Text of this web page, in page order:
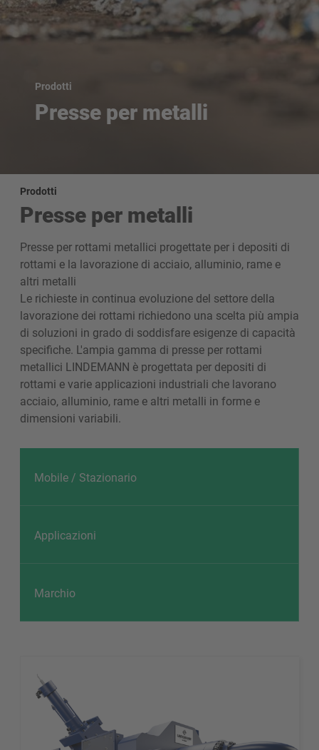
Prodotti
Presse per metalli
Prodotti
Presse per metalli
Presse per rottami metallici progettate per i depositi di
rottami e la lavorazione di acciaio, alluminio, rame e
altri metalli
Le richieste in continua evoluzione del settore della
lavorazione dei rottami richiedono una scelta più ampia
di soluzioni in grado di soddisfare esigenze di capacità
specifiche. L'ampia gamma di presse per rottami
metallici LINDEMANN è progettata per depositi di
rottami e varie applicazioni industriali che lavorano
acciaio, alluminio, rame e altri metalli in forme e
dimensioni variabili.
Mobile / Stazionario
Applicazioni
Marchio